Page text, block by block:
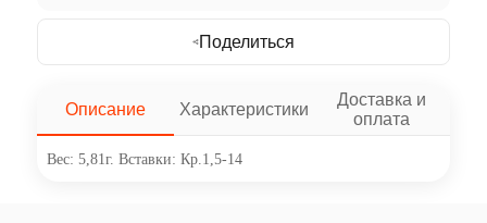
Поделиться
Описание Характеристики
Доставка и
оплата
Вес: 5,81г. Вставки: Кр.1,5-14